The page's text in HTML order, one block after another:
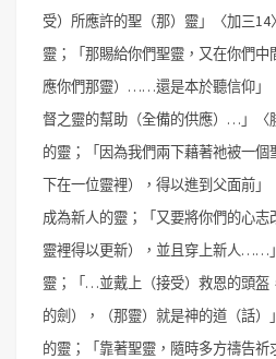
受）所應許的聖（那）靈」〈加三14
靈；「那賜給你們聖靈，又在你們
應你們那靈）……還是本於聽信仰」
督之靈的幫助（全備的供應）…」〈
的靈；「因為我們兩下藉著祂被一
下在一位靈裡），得以進到父面前」
成為新人的靈；「又要將你們的心
靈裡得以更新），並且穿上新人……
靈；「…並戴上（接受）救恩的頭盔
的劍），（那靈）就是神的道（話）
的靈；「靠著聖靈，隨時多方禱告